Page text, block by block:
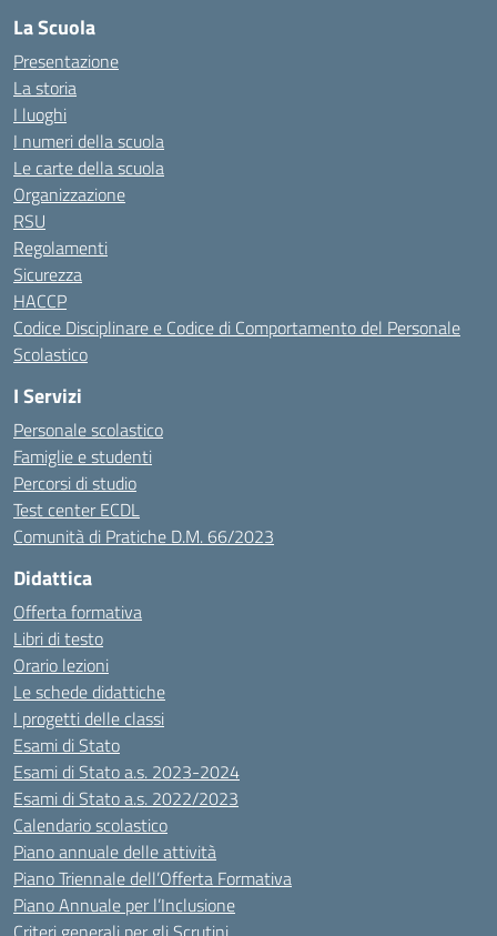
La Scuola
Presentazione
La storia
I luoghi
I numeri della scuola
Le carte della scuola
Organizzazione
RSU
Regolamenti
Sicurezza
HACCP
Codice Disciplinare e Codice di Comportamento del Personale
Scolastico
I Servizi
Personale scolastico
Famiglie e studenti
Percorsi di studio
Test center ECDL
Comunità di Pratiche D.M. 66/2023
Didattica
Offerta formativa
Libri di testo
Orario lezioni
Le schede didattiche
I progetti delle classi
Esami di Stato
Esami di Stato a.s. 2023-2024
Esami di Stato a.s. 2022/2023
Calendario scolastico
Piano annuale delle attività
Piano Triennale dell’Offerta Formativa
Piano Annuale per l’Inclusione